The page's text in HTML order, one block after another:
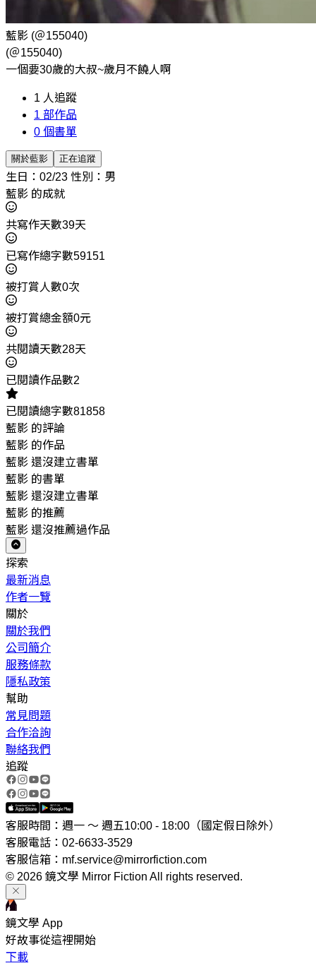
藍影 (＠155040)
(＠155040)
一個要30歲的大叔~歲月不饒人啊
1 人追蹤
1 部作品
0 個書單
關於藍影 正在追蹤
生日：02/23 性別：男
藍影 的成就
共寫作天數39天
已寫作總字數59151
被打賞人數0次
被打賞總金額0元
共閱讀天數28天
已閱讀作品數2
已閱讀總字數81858
藍影 的評論
藍影 的作品
藍影 還沒建立書單
藍影 的書單
藍影 還沒建立書單
藍影 的推薦
藍影 還沒推薦過作品
探索
最新消息
作者一覽
關於
關於我們
公司簡介
服務條款
隱私政策
幫助
常見問題
合作洽詢
聯絡我們
追蹤
客服時間：週一 ～ 週五10:00 - 18:00（國定假日除外）
客服電話：02-6633-3529
客服信箱：mf.service@mirrorfiction.com
© 2026 鏡文學 Mirror Fiction All rights reserved.
鏡文學 App
好故事從這裡開始
下載